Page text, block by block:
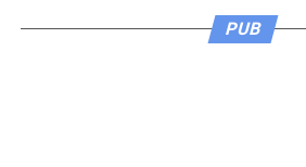
PUB